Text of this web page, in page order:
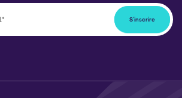
conformément à notre
et deCookies